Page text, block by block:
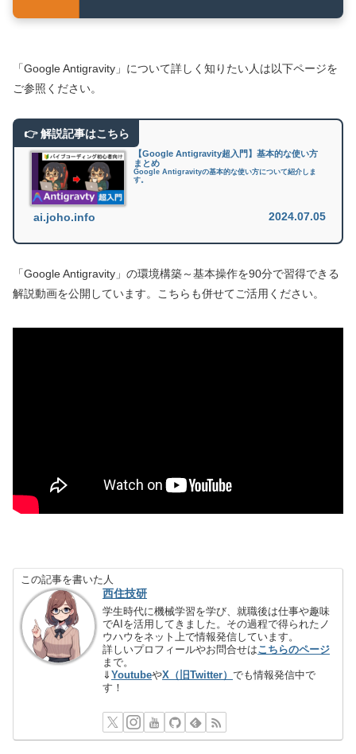
「Google Antigravity」について詳しく知りたい人は以下ページを
ご参照ください。
【Google Antigravity超入門】基本的な使い方
まとめ
Google Antigravityの基本的な使い方について紹介しま
す。
ai.joho.info 2024.07.05
「Google Antigravity」の環境構築～基本操作を90分で習得できる
解説動画を公開しています。こちらも併せてご活用ください。
この記事を書いた人
西住技研
学生時代に機械学習を学び、就職後は仕事や趣味
でAIを活用してきました。その過程で得られたノ
ウハウをネット上で情報発信しています。
詳しいプロフィールやお問合せはこちらのページ
まで。
⇓YoutubeやX（旧Twitter）でも情報発信中で
す！